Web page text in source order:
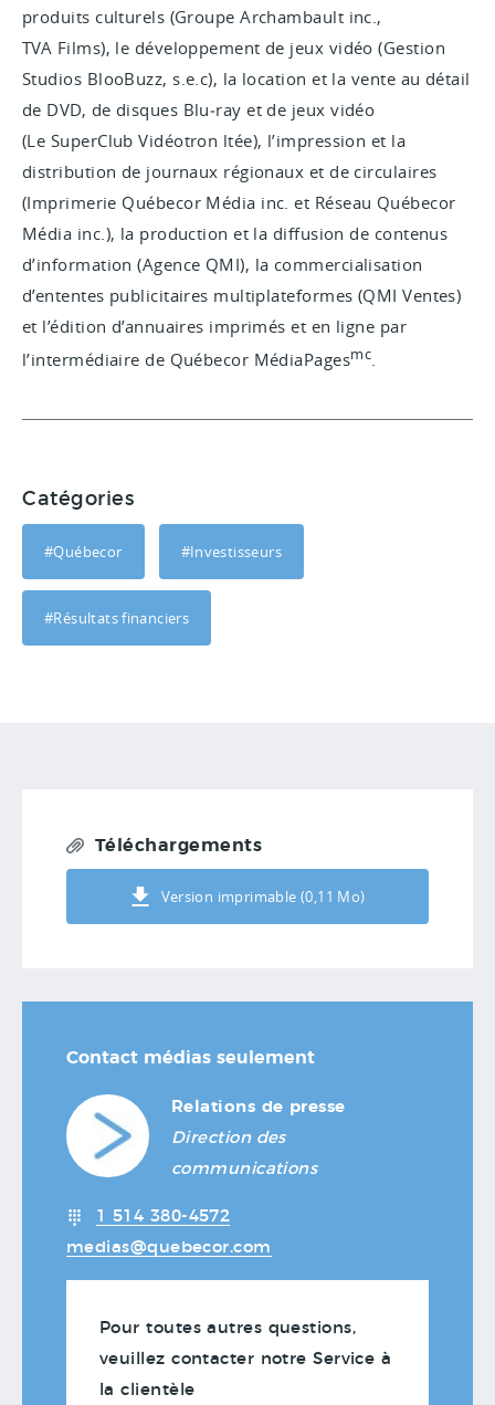
produits culturels (Groupe Archambault inc.,
TVA Films), le développement de jeux vidéo (Gestion
Studios BlooBuzz, s.e.c), la location et la vente au détail
de DVD, de disques Blu‑ray et de jeux vidéo
(Le SuperClub Vidéotron ltée), l’impression et la
distribution de journaux régionaux et de circulaires
(Imprimerie Québecor Média inc. et Réseau Québecor
Média inc.), la production et la diffusion de contenus
d’information (Agence QMI), la commercialisation
d’ententes publicitaires multiplateformes (QMI Ventes)
et l’édition d’annuaires imprimés et en ligne par
l’intermédiaire de Québecor MédiaPagesmc.
Catégories
#Québecor #Investisseurs
#Résultats financiers
Téléchargements
Version imprimable (0,11 Mo)
Contact médias seulement
Relations de presse
Direction des
communications
1 514 380-4572
medias@quebecor.com
Pour toutes autres questions,
veuillez contacter notre Service à
la clientèle